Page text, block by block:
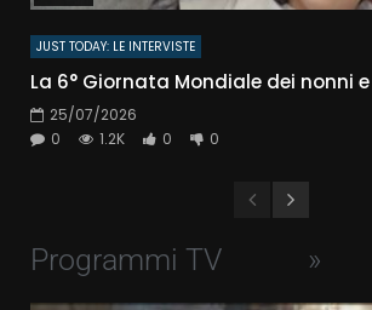
JUST TODAY: LE INTERVISTE
La 6° Giornata Mondiale dei nonni
25/07/2026
0
1.2K 0 0
Programmi TV »